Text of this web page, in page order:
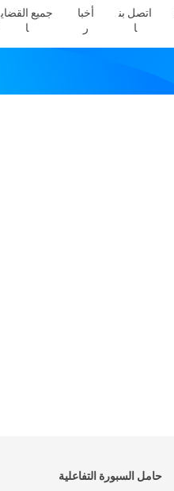
اتصل بن
ا
أخبا
ر
جميع القضاي
ا
حامل السبورة التفاعلية